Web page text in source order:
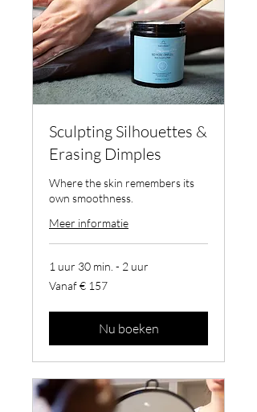
Sculpting Silhouettes &
Erasing Dimples
Where the skin remembers its
own smoothness.
Meer informatie
1 uur 30 min. - 2 uur
Vanaf
157
Vanaf € 157
Nu boeken